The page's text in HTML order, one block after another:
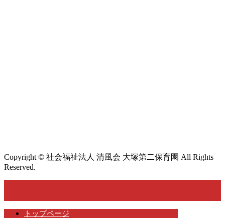
Copyright © 社会福祉法人 清風会 大塚第二保育園 All Rights
Reserved.
トップページ